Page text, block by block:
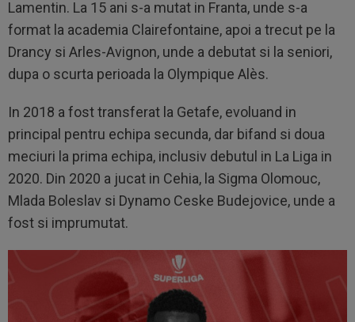
Lamentin. La 15 ani s-a mutat in Franta, unde s-a
format la academia Clairefontaine, apoi a trecut pe la
Drancy si Arles-Avignon, unde a debutat si la seniori,
dupa o scurta perioada la Olympique Alès.
In 2018 a fost transferat la Getafe, evoluand in
principal pentru echipa secunda, dar bifand si doua
meciuri la prima echipa, inclusiv debutul in La Liga in
2020. Din 2020 a jucat in Cehia, la Sigma Olomouc,
Mlada Boleslav si Dynamo Ceske Budejovice, unde a
fost si imprumutat.